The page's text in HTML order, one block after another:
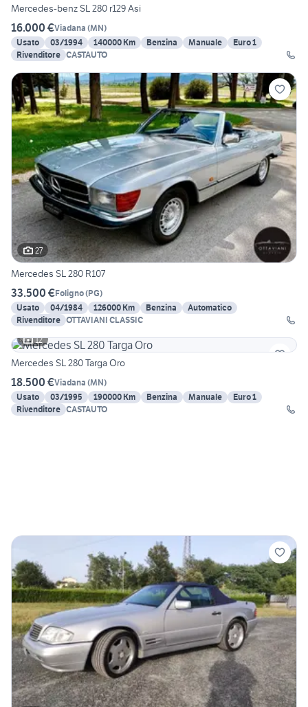
Mercedes-benz SL 280 r129 Asi
16.000 €Viadana (MN)
Usato
03/1994 140000 Km Benzina Manuale
Euro 1
Rivenditore CASTAUTO
27
Mercedes SL 280 R107
33.500 €Foligno(PG)
Usato
04/1984 126000 Km Benzina
Automatico
Rivenditore OTTAVIANI CLASSIC
12
Mercedes SL 280 Targa Oro
18.500 €Viadana (MN)
Usato
03/1995 190000 Km Benzina Manuale
Euro 1
Rivenditore CASTAUTO